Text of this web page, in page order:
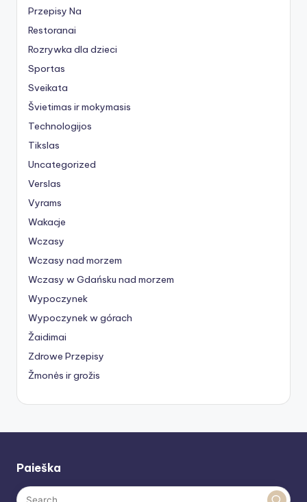
Przepisy Na
Restoranai
Rozrywka dla dzieci
Sportas
Sveikata
Švietimas ir mokymasis
Technologijos
Tikslas
Uncategorized
Verslas
Vyrams
Wakacje
Wczasy
Wczasy nad morzem
Wczasy w Gdańsku nad morzem
Wypoczynek
Wypoczynek w górach
Žaidimai
Zdrowe Przepisy
Žmonės ir grožis
Paieška